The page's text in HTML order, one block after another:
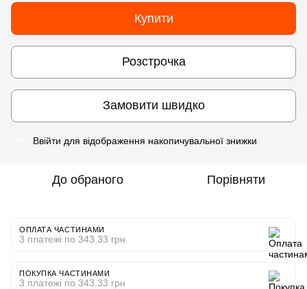
Купити
Розстрочка
Замовити швидко
Ввійти для відображення накопичувальної знижки
До обраного Порівняти
ОПЛАТА ЧАСТИНАМИ
3 платежі по 343.33 грн
ПОКУПКА ЧАСТИНАМИ
3 платежі по 343.33 грн